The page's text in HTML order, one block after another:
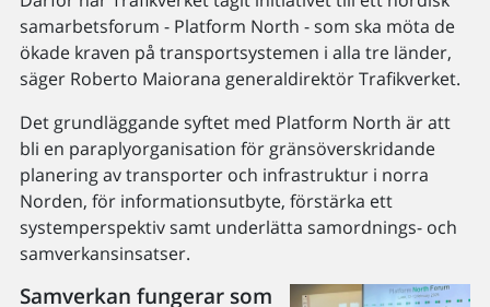
samarbetsforum - Platform North - som ska möta de
ökade kraven på transportsystemen i alla tre länder,
säger Roberto Maiorana generaldirektör Trafikverket.
Det grundläggande syftet med Platform North är att
bli en paraplyorganisation för gränsöverskridande
planering av transporter och infrastruktur i norra
Norden, för informationsutbyte, förstärka ett
systemperspektiv samt underlätta samordnings- och
samverkansinsatser.
Samverkan fungerar som